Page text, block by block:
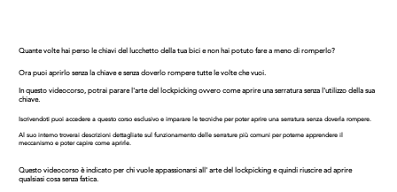
Questo videocorso è indicato per chi vuole appassionarsi all' arte del lockpicking e quindi riuscire ad aprire
qualsiasi cosa senza fatica.
Iscrivendoti puoi accedere a questo corso esclusivo e imparare le tecniche per poter aprire una serratura senza doverla rompere.
Al suo interno troverai descrizioni dettagliate sul funzionamento delle serrature più comuni per poterne apprendere il
meccanismo e poter capire come aprirle.
Quante volte hai perso le chiavi del lucchetto della tua bici e non hai potuto fare a meno di romperlo?
Ora puoi aprirlo senza la chiave e senza doverlo rompere tutte le volte che vuoi.
In questo videocorso, potrai parare l'arte del lockpicking ovvero come aprire una serratura senza l'utilizzo della sua
chiave.